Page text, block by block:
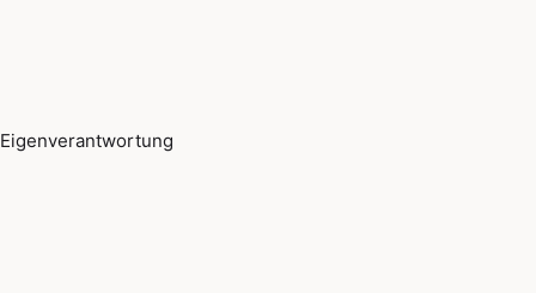
Eigenverantwortung